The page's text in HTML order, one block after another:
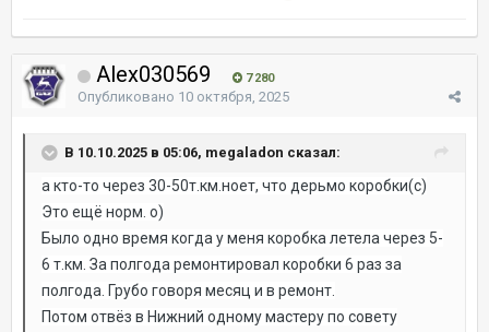
Alex030569 7 280
Опубликовано 10 октября, 2025
В 10.10.2025 в 05:06, megaladon сказал:
а кто-то через 30-50т.км. ноет, что дерьмо коробки(с)
Это ещё норм. о)
Было одно время когда у меня коробка летела через 5-
6 т.км. За полгода ремонтировал коробки 6 раз за
полгода. Грубо говоря месяц и в ремонт.
Потом отвёз в Нижний одному мастеру по совету